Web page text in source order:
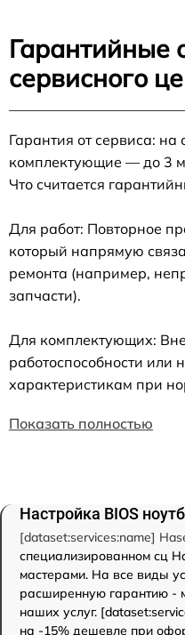
Гарантийные
сервисного
Гарантия от сервиса:
комплектующие — до 3
Что считается
Для работ: Повторное
который напрямую
ремонта (например,
запчасти).
Для комплектующих:
работоспособности или
характеристикам при
Показать полностью
Настройка BIOS
[dataset:services:name]
специализированном сц
мастерами. На все виды
расширенную гарантию -
наших услуг.
на -15% дешевле при